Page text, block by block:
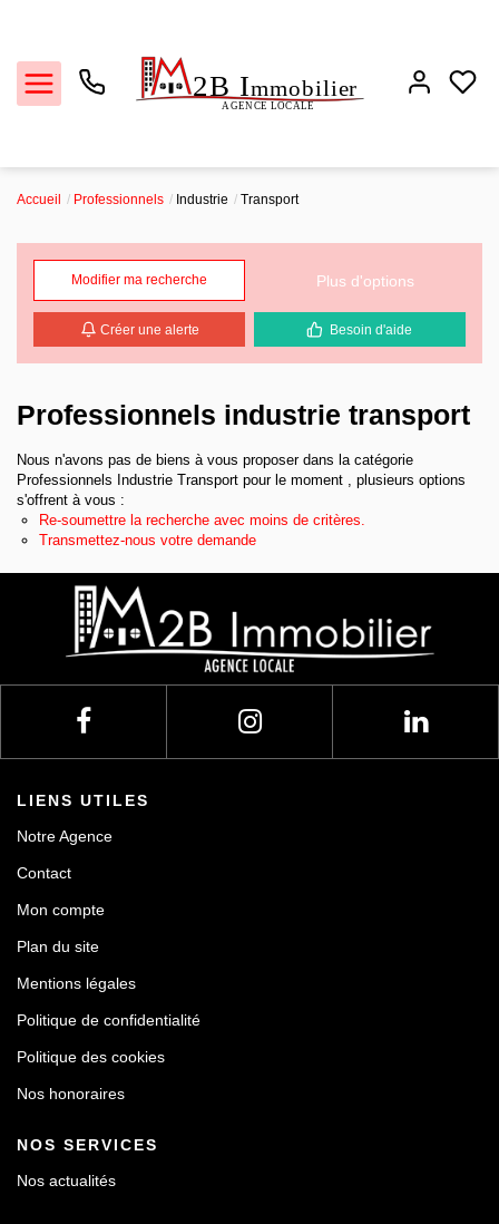
Locations
Estimation
Biens vendus
L'agence
Contact
Accueil Professionnels Industrie Transport
Modifier ma recherche Plus d'options
Créer une alerte Besoin d'aide
Professionnels industrie transport
Nous n'avons pas de biens à vous proposer dans la catégorie
Professionnels Industrie Transport pour le moment , plusieurs options
s'offrent à vous :
Re-soumettre la recherche avec moins de critères.
Transmettez-nous votre demande
LIENS UTILES
Notre Agence
Contact
Mon compte
Plan du site
Mentions légales
Politique de confidentialité
Politique des cookies
Nos honoraires
NOS SERVICES
Nos actualités